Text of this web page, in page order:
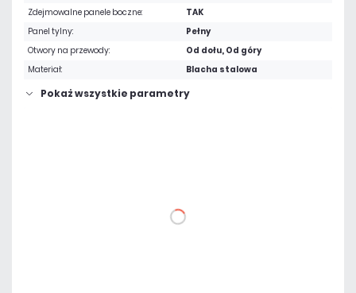
Zdejmowalne panele boczne:
TAK
Panel tylny:
Pełny
Otwory na przewody:
Od dołu, Od góry
Materiał:
Blacha stalowa
Pokaż wszystkie parametry
DO KOSZYKA